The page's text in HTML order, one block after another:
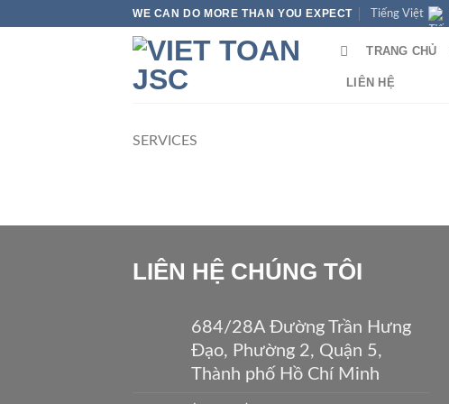
WE CAN DO MORE THAN YOU EXPECT Tiếng Việt
TRANG CHỦ
LIÊN HỆ
SERVICES
LIÊN HỆ CHÚNG TÔI
684/28A Đường Trần Hưng
Đạo, Phường 2, Quận 5,
Thành phố Hồ Chí Minh